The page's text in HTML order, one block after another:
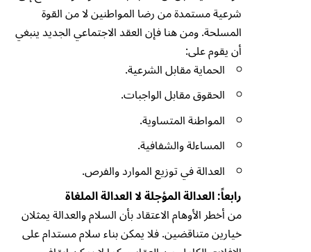
شرعية مستمدة من رضا المواطنين لا من القوة
المسلحة. ومن هنا فإن العقد الاجتماعي الجديد ينبغي
أن يقوم على:
الحماية مقابل الشرعية.
الحقوق مقابل الواجبات.
المواطنة المتساوية.
المساءلة والشفافية.
العدالة في توزيع الموارد والفرص.
رابعاً: العدالة المؤجلة لا العدالة الملغاة
من أخطر الأوهام الاعتقاد بأن السلام والعدالة يمثلان
خيارين متناقضين. فلا يمكن بناء سلام مستدام على